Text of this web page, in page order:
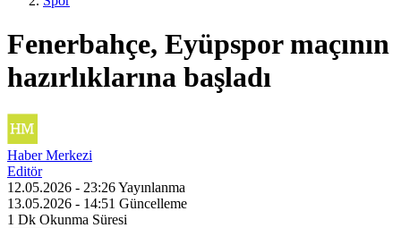
Fenerbahçe, Eyüpspor maçının
hazırlıklarına başladı
Haber Merkezi
Editör
12.05.2026 - 23:26Yayınlanma
13.05.2026 - 14:51 Güncelleme
1 Dk Okunma Süresi